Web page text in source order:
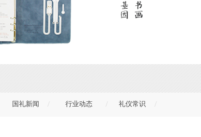
/
/ /
国礼新闻 行业动态 礼仪常识